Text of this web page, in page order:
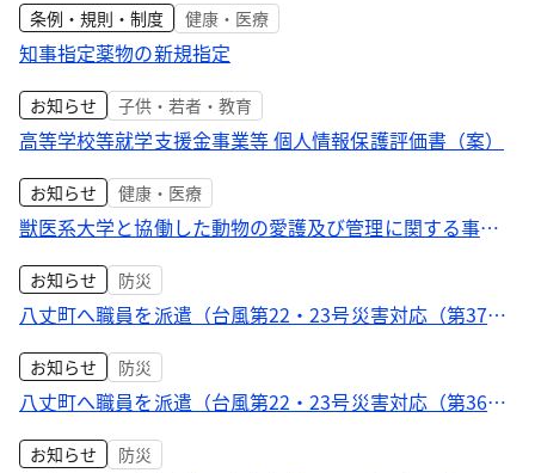
条例・規則・制度 健康・医療
知事指定薬物の新規指定
お知らせ 子供・若者・教育
高等学校等就学支援金事業等 個人情報保護評価書（案）
お知らせ 健康・医療
獣医系大学と協働した動物の愛護及び管理に関する事業
お知らせ 防災
八丈町へ職員を派遣（台風第22・23号災害対応（第37
お知らせ 防災
八丈町へ職員を派遣（台風第22・23号災害対応（第36
お知らせ 防災